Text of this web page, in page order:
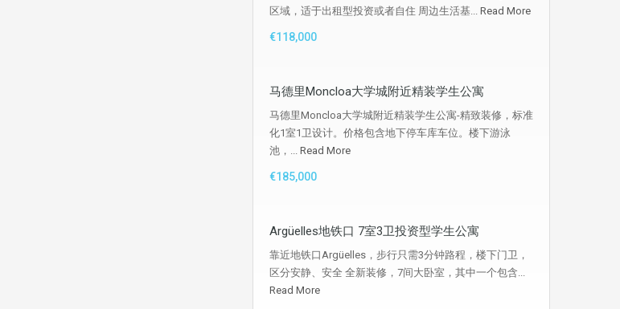
区域，适于出租型投资或者自住 周边生活基... Read More
€118,000
马德里Moncloa大学城附近精装学生公寓
马德里Moncloa大学城附近精装学生公寓-精致装修，标准
化1室1卫设计。价格包含地下停车库车位。楼下游泳
池，... Read More
€185,000
Argüelles地铁口 7室3卫投资型学生公寓
靠近地铁口Argüelles，步行只需3分钟路程，楼下门卫，
区分安静、安全 全新装修，7间大卧室，其中一个包含...
Read More